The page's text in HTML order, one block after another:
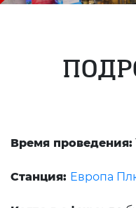
Время проведения:
Станция: Европа